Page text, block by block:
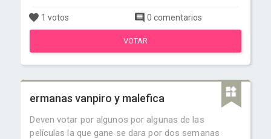
1 votos 0 comentarios
VOTAR
ermanas vanpiro y malefica
Deven votar por algunos por algunas de las
películas la que gane se dara por dos semanas